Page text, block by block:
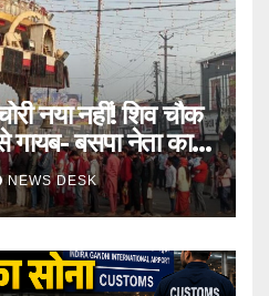
नया नहीं! शिव चौक
गायब- बसपा नेता का
NEWS DESK